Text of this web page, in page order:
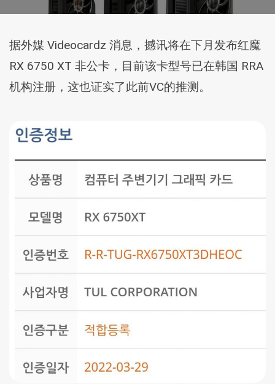
据外媒 Videocardz 消息，撼讯将在下月发布红魔
RX 6750 XT 非公卡，目前该卡型号已在韩国 RRA
机构注册，这也证实了此前VC的推测。